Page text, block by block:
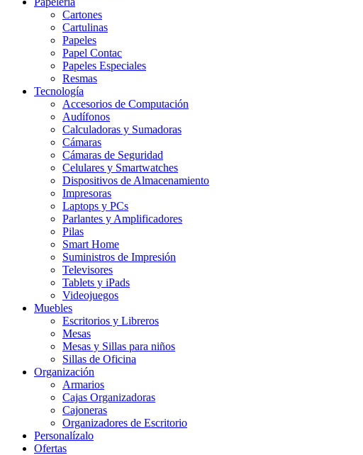
Cartones
Cartulinas
Papeles
Papel Contac
Papeles Especiales
Resmas
Tecnología
Accesorios de Computación
Audífonos
Calculadoras y Sumadoras
Cámaras
Cámaras de Seguridad
Celulares y Smartwatches
Dispositivos de Almacenamiento
Impresoras
Laptops y PCs
Parlantes y Amplificadores
Pilas
Smart Home
Suministros de Impresión
Televisores
Tablets y iPads
Videojuegos
Muebles
Escritorios y Libreros
Mesas
Mesas y Sillas para niños
Sillas de Oficina
Organización
Armarios
Cajas Organizadoras
Cajoneras
Organizadores de Escritorio
Personalízalo
Ofertas